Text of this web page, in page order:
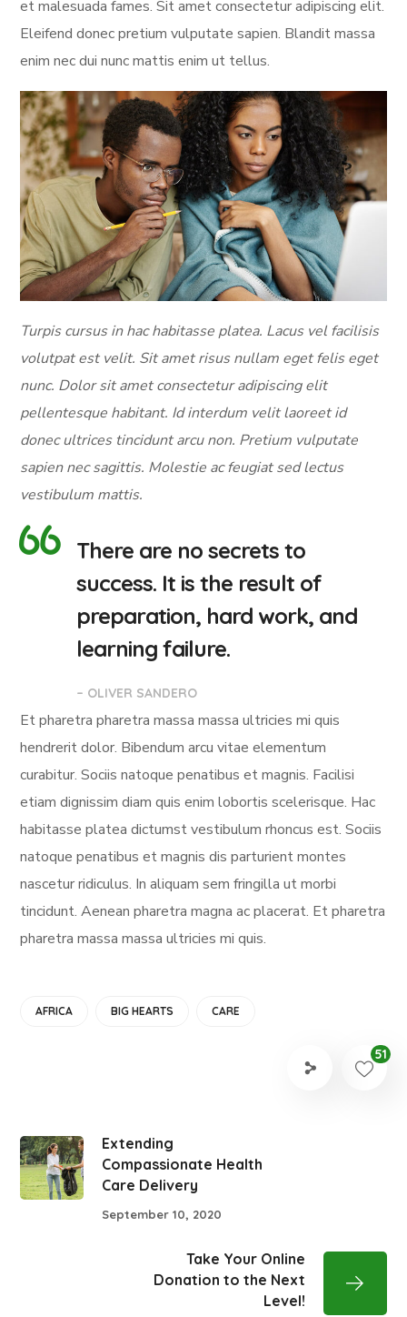
et malesuada fames. Sit amet consectetur adipiscing elit.
Eleifend donec pretium vulputate sapien. Blandit massa
enim nec dui nunc mattis enim ut tellus.
Turpis cursus in hac habitasse platea. Lacus vel facilisis
volutpat est velit. Sit amet risus nullam eget felis eget
nunc. Dolor sit amet consectetur adipiscing elit
pellentesque habitant. Id interdum velit laoreet id
donec ultrices tincidunt arcu non. Pretium vulputate
sapien nec sagittis. Molestie ac feugiat sed lectus
vestibulum mattis.
There are no secrets to
success. It is the result of
preparation, hard work, and
learning failure.
– OLIVER SANDERO
Et pharetra pharetra massa massa ultricies mi quis
hendrerit dolor. Bibendum arcu vitae elementum
curabitur. Sociis natoque penatibus et magnis. Facilisi
etiam dignissim diam quis enim lobortis scelerisque. Hac
habitasse platea dictumst vestibulum rhoncus est. Sociis
natoque penatibus et magnis dis parturient montes
nascetur ridiculus. In aliquam sem fringilla ut morbi
tincidunt. Aenean pharetra magna ac placerat. Et pharetra
pharetra massa massa ultricies mi quis.
AFRICA BIG HEARTS CARE
51
Extending
Compassionate Health
Care Delivery
September 10, 2020
Take Your Online
Donation to the Next
Level!